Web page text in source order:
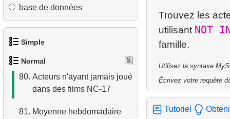
base de données
Simple
Liste des langues
3. Obtenir la liste des noms
Normal
78.Films sans enregistrements
de casting (NOT EXISTS)
79.Films sans enregistrements
80. Acteurs n'ayant jamais joué
dans des films NC-17
81. Moyenne hebdomadaire
Trouvez les
utilisant NOT
Utilisez la syntaxe
Écrivez votre requête
Tutoriel